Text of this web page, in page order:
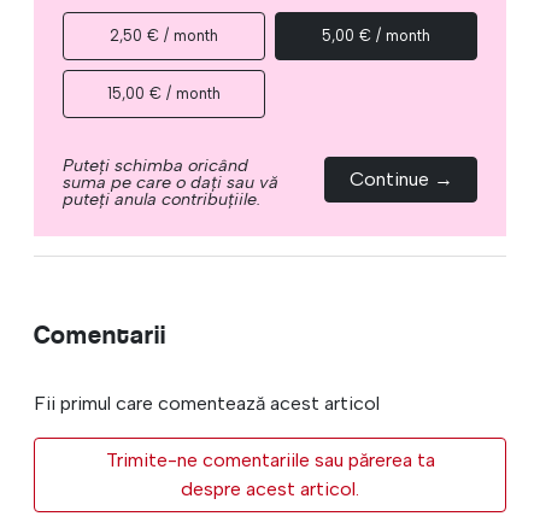
2,50 € / month 5,00 € / month
15,00 € / month
Puteți schimba oricând
suma pe care o dați sau vă
puteți anula contribuțiile.
Continue →
Comentarii
Fii primul care comentează acest articol
Trimite-ne comentariile sau părerea ta
despre acest articol.